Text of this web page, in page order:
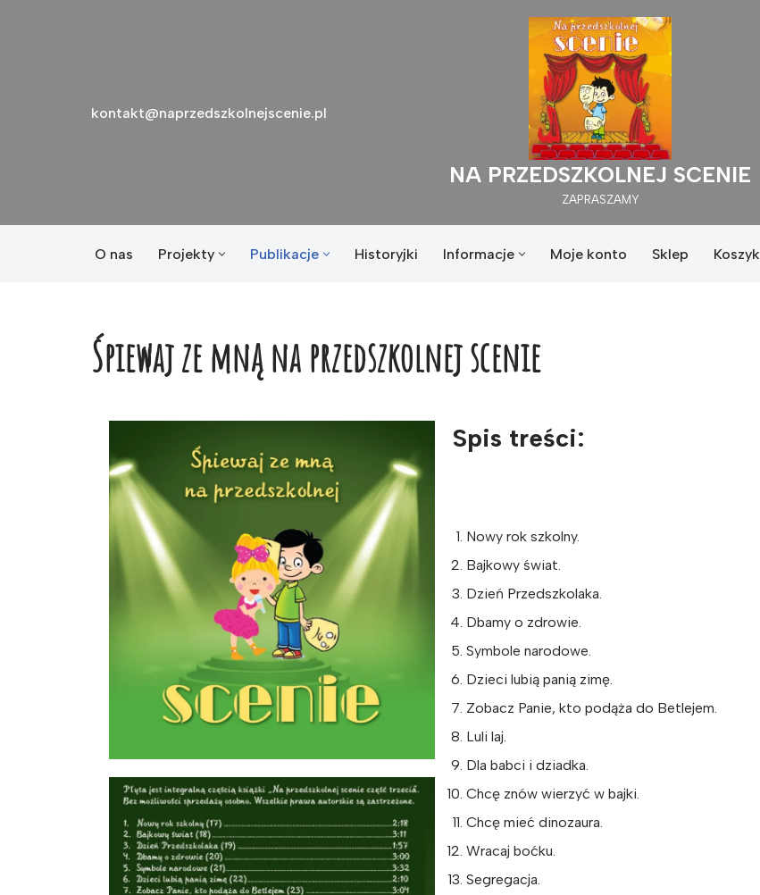
kontakt@naprzedszkolnejscenie.pl
NA PRZEDSZKOLNEJ SCENIE
ZAPRASZAMY
O nas Projekty Publikacje Historyjki Informacje Moje konto Sklep Koszyk
Śpiewaj ze mną na przedszkolnej scenie
Spis treści:
Nowy rok szkolny.
Bajkowy świat.
Dzień Przedszkolaka.
Dbamy o zdrowie.
Symbole narodowe.
Dzieci lubią panią zimę.
Zobacz Panie, kto podąża do Betlejem.
Luli laj.
Dla babci i dziadka.
Chcę znów wierzyć w bajki.
Chcę mieć dinozaura.
Wracaj boćku.
Segregacja.